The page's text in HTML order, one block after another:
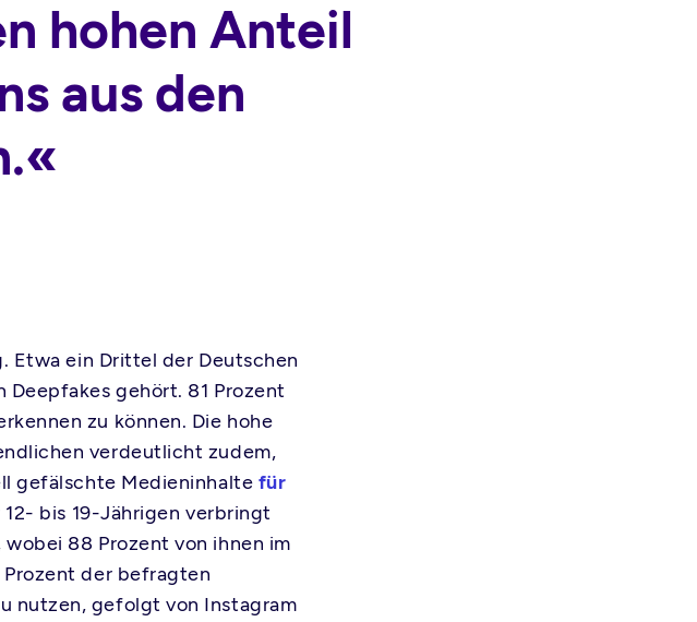
hohen Anteil
aus den
Etwa ein Drittel der Deutschen
Deepfakes gehört. 81 Prozent
zu können. Die hohe
verdeutlicht zudem,
gefälschte Medieninhalte für
bis 19-Jährigen verbringt
88 Prozent von ihnen im
der befragten
nutzen, gefolgt von Instagram